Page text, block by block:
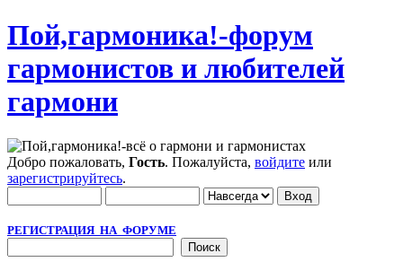
Пой,гармоника!-форум
гармонистов и любителей
гармони
Добро пожаловать, Гость. Пожалуйста, войдите или
зарегистрируйтесь.
РЕГИСТРАЦИЯ НА ФОРУМЕ